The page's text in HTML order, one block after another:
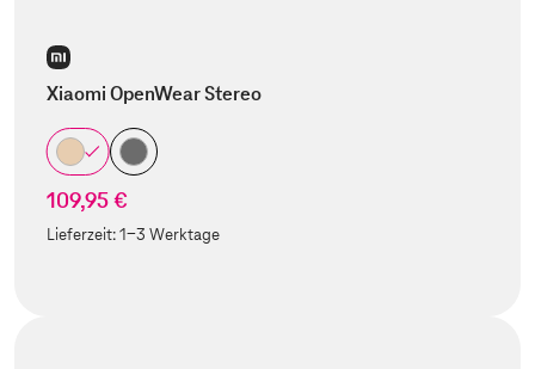
Xiaomi OpenWear Stereo
109,95 €
Lieferzeit:1-3 Werktage